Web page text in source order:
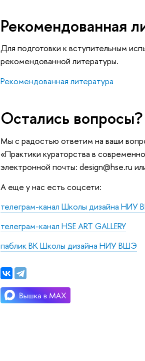
Рекомендованная
Для подготовки к вступительным
рекомендованной литературы.
Рекомендованная литература
Остались вопросы?
Мы с радостью ответим на ваши
«Практики кураторства в
электронной почты: design@hse.ru
А еще у нас есть соцсети:
телеграм-канал Школы дизайна НИУ
телеграм-канал HSE ART GALLERY
паблик ВК Школы дизайна НИУ ВШЭ